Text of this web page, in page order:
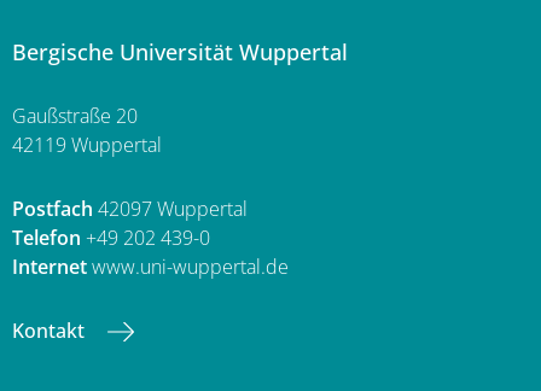
Bergische Universität Wuppertal
Gaußstraße 20
42119 Wuppertal
Postfach 42097 Wuppertal
Telefon +49 202 439-0
Internetwww.uni-wuppertal.de
Kontakt